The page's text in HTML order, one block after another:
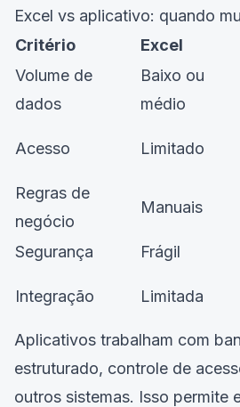
Excel vs aplicativo: quando
Critério
Excel
Volume de
dados
Baixo ou
médio
Acesso Limitado
Regras de
negócio
Manuais
Segurança Frágil
Integração Limitada
Aplicativos trabalham com
estruturado, controle de
outros sistemas. Isso permite